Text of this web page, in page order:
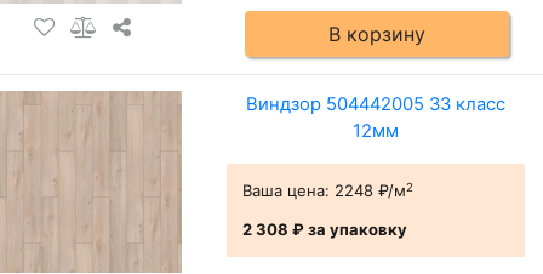
В корзину
Виндзор 504442005 33 класс
12мм
Ваша цена: 2248 ₽/м2
2 308 ₽за упаковку